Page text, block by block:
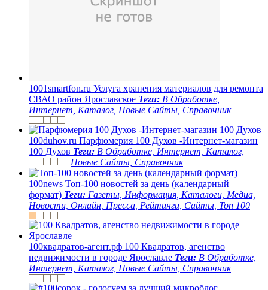
1001smartfon.ru Услуга хранения материалов для ремонта
СВАО район Ярославское Теги: В Обработке,
Интернет, Каталог, Новые Сайты, Справочник
100duhov.ru Парфюмерия 100 Духов -Интернет-магазин
100 Духов Теги: В Обработке, Интернет, Каталог,
Новые Сайты, Справочник
100news Топ-100 новостей за день (календарный
формат) Теги: Газеты, Информация, Каталоги, Медиа,
Новости, Онлайн, Пресса, Рейтинги, Сайты, Топ 100
100квадратов-агент.рф 100 Квадратов, агенство
недвижимости в городе Ярославле Теги: В Обработке,
Интернет, Каталог, Новые Сайты, Справочник